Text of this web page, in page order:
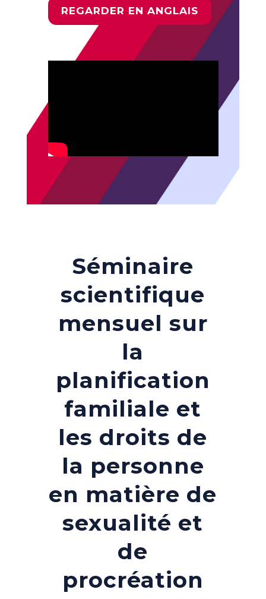
REGARDER EN ANGLAIS
Séminaire
scientifique
mensuel sur
la
planification
familiale et
les droits de
la personne
en matière de
sexualité et
de
procréation